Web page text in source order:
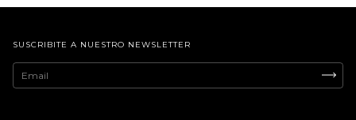
SUSCRIBITE A NUESTRO NEWSLETTER